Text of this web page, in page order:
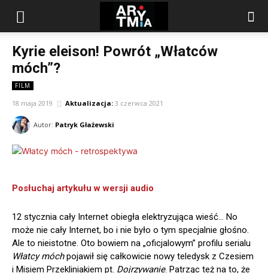
arytmia.eu
Kyrie eleison! Powrót „Włatców
móch”?
FILM
18 maja 2019 Aktualizacja: 3 czerwca 2021
Autor: Patryk Głażewski
Posłuchaj artykułu w wersji audio
12 stycznia cały Internet obiegła elektryzująca wieść… No
może nie cały Internet, bo i nie było o tym specjalnie głośno.
Ale to nieistotne. Oto bowiem na „oficjalowym” profilu serialu
Włatcy móchpojawił się całkowicie nowy teledysk z Czesiem
i Misiem Przekliniakiem pt. Dojrzywanie. Patrząc też na to, że